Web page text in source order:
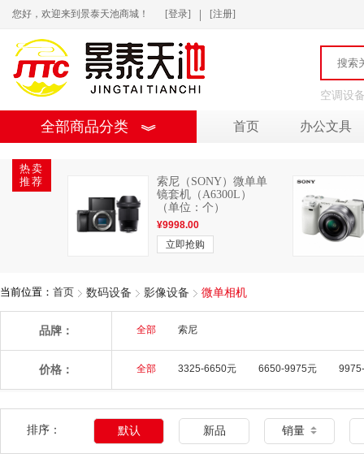
您好，欢迎来到景泰天池商城！ [登录] | [注册]
空调设
全部商品分类 首页 办公文具
热卖
推荐
索尼（SONY）微单单
镜套机（A6300L）
（单位：个）
¥9998.00
立即抢购
当前位置： 首页 数码设备 影像设备 微单相机
品牌： 全部 索尼
价格： 全部 3325-6650元 6650-9975元
排序： 默认 新品 销量